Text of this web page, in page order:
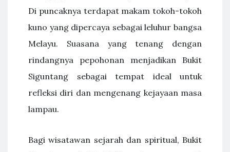
Di puncaknya terdapat makam tokoh-tokoh
kuno yang dipercaya sebagai leluhur bangsa
Melayu. Suasana yang tenang dengan
rindangnya pepohonan menjadikan Bukit
Siguntang sebagai tempat ideal untuk
refleksi diri dan mengenang kejayaan masa
lampau.
Bagi wisatawan sejarah dan spiritual, Bukit